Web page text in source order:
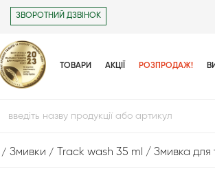
ЗВОРОТНИЙ ДЗВІНОК
ТОВАРИ АКЦІЇ РОЗПРОДАЖ!
Змивки Track wash 35 ml / Змивка для